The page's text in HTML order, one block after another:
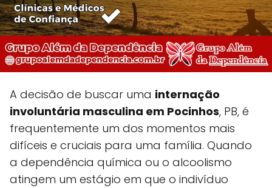
A decisão de buscar uma internação
involuntária masculina em Pocinhos, PB, é
frequentemente um dos momentos mais
difíceis e cruciais para uma família. Quando
a dependência química ou o alcoolismo
atingem um estágio em que o indivíduo